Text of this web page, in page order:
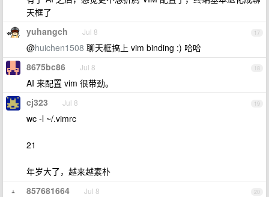
天框了
17
yuhangch Jul 8
@huichen1508 聊天框搞上 vim binding :) 哈哈
18
8675bc86 Jul 8
AI 来配置 vim 很带劲。
19
cj323 Jul 8
wc -l ~/.vimrc
21
年岁大了，越来越素朴
20
857681664 Jul 8